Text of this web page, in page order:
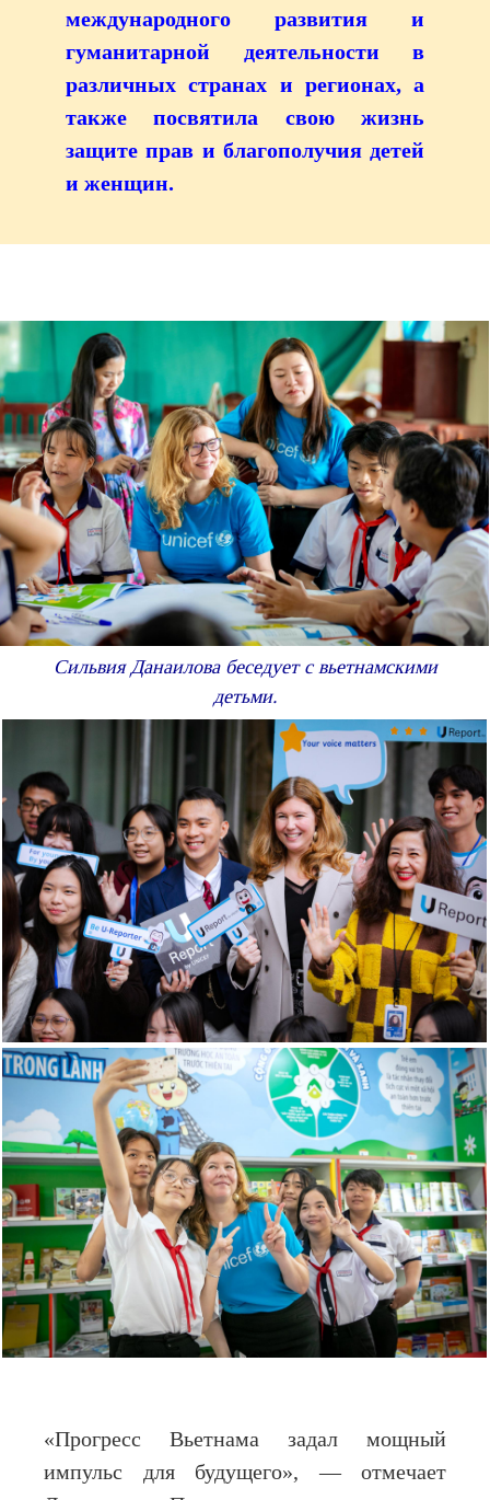
международного развития и
гуманитарной деятельности в
различных странах и регионах, а
также посвятила свою жизнь
защите прав и благополучия детей
и женщин.
Сильвия Данаилова беседует с вьетнамскими
детьми.
«Прогресс Вьетнама задал мощный
импульс для будущего», — отмечает